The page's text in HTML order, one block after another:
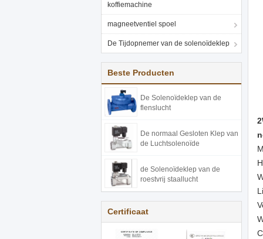
koffiemachine
magneetventiel spoel
De Tijdopnemer van de solenoïdeklep
Beste Producten
De Solenoïdeklep van de
flenslucht
De normaal Gesloten Klep van
de Luchtsolenoïde
de Solenoïdeklep van de
roestvrij staallucht
Certificaat